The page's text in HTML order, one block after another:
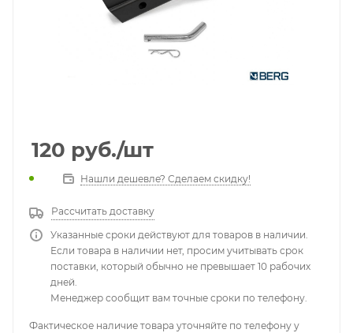
120 руб./шт
Нашли дешевле? Сделаем скидку!
Рассчитать доставку
Указанные сроки действуют для товаров в наличии.
Если товара в наличии нет, просим учитывать срок
поставки, который обычно не превышает 10 рабочих
дней.
Менеджер сообщит вам точные сроки по телефону.
Фактическое наличие товара уточняйте по телефону у